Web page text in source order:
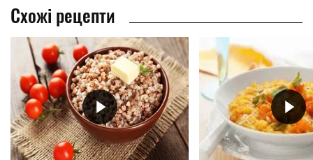
Схожі рецепти